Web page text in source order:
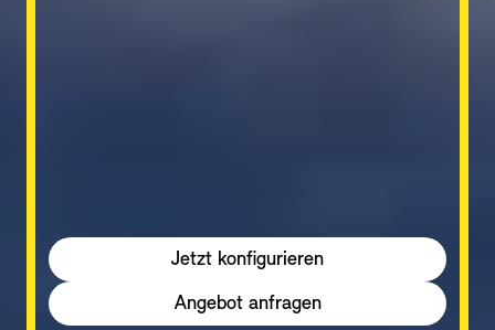
Jetzt konfigurieren
Angebot anfragen